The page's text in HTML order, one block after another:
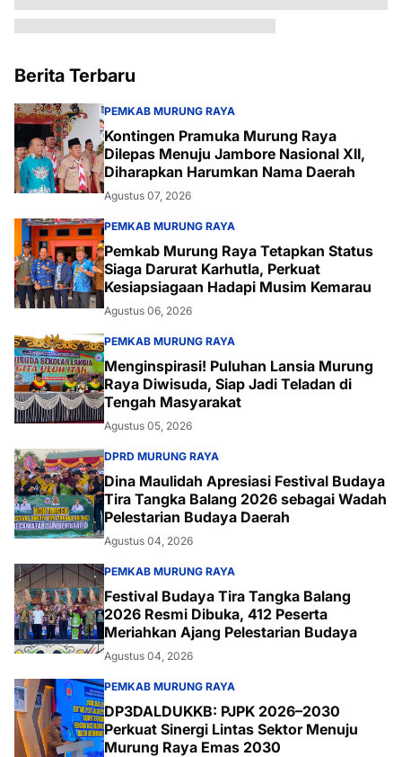
Berita Terbaru
PEMKAB MURUNG RAYA
Kontingen Pramuka Murung Raya
Dilepas Menuju Jambore Nasional XII,
Diharapkan Harumkan Nama Daerah
Agustus 07, 2026
PEMKAB MURUNG RAYA
Pemkab Murung Raya Tetapkan Status
Siaga Darurat Karhutla, Perkuat
Kesiapsiagaan Hadapi Musim Kemarau
Agustus 06, 2026
PEMKAB MURUNG RAYA
Menginspirasi! Puluhan Lansia Murung
Raya Diwisuda, Siap Jadi Teladan di
Tengah Masyarakat
Agustus 05, 2026
DPRD MURUNG RAYA
Dina Maulidah Apresiasi Festival Budaya
Tira Tangka Balang 2026 sebagai Wadah
Pelestarian Budaya Daerah
Agustus 04, 2026
PEMKAB MURUNG RAYA
Festival Budaya Tira Tangka Balang
2026 Resmi Dibuka, 412 Peserta
Meriahkan Ajang Pelestarian Budaya
Agustus 04, 2026
PEMKAB MURUNG RAYA
DP3DALDUKKB: PJPK 2026–2030
Perkuat Sinergi Lintas Sektor Menuju
Murung Raya Emas 2030